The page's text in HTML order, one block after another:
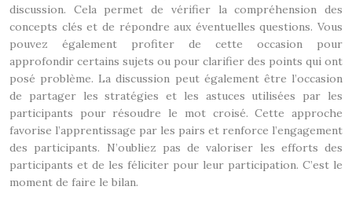
discussion. Cela permet de vérifier la compréhension des
concepts clés et de répondre aux éventuelles questions. Vous
pouvez également profiter de cette occasion pour
approfondir certains sujets ou pour clarifier des points qui ont
posé problème. La discussion peut également être l’occasion
de partager les stratégies et les astuces utilisées par les
participants pour résoudre le mot croisé. Cette approche
favorise l’apprentissage par les pairs et renforce l’engagement
des participants. N’oubliez pas de valoriser les efforts des
participants et de les féliciter pour leur participation. C’est le
moment de faire le bilan.